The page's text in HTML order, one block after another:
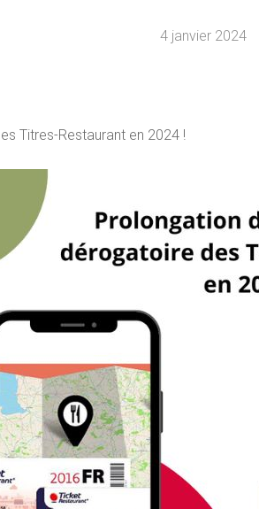
4 janvier 2024
Titres-Restaurant en 2024 !